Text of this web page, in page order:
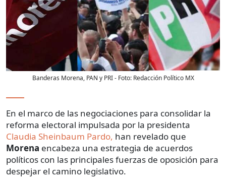
Banderas Morena, PAN y PRI- Foto: Redacción Político MX
En el marco de las negociaciones para consolidar la
reforma electoral impulsada por la presidenta
Claudia Sheinbaum Pardo, han revelado que
Morena encabeza una estrategia de acuerdos
políticos con las principales fuerzas de oposición para
despejar el camino legislativo.